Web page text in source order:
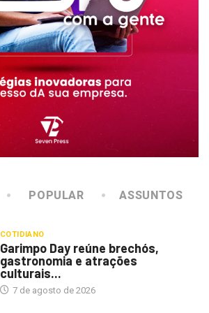
POPULAR ASSUNTOS
COTIDIANO
Garimpo Day reúne brechós,
gastronomia e atrações
culturais...
7 de agosto de 2026